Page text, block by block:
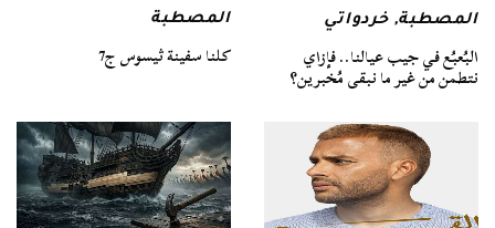
المصطبة,خردواتي
البُعبُع في جيب عيالنا.. فإزاي
نتطمن من غير ما نبقى مُخبرين؟
المصطبة
كلنا سفينة ثيسوس ج7